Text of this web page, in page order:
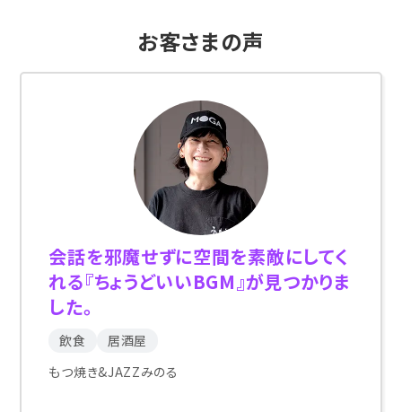
お客さまの声
会話を邪魔せずに空間を素敵にしてく
れる『ちょうどいいBGM』が見つかりま
した。
飲食
居酒屋
もつ焼き&JAZZみのる